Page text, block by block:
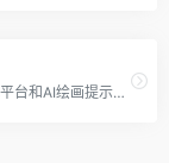
一起玩Ai（175AI）是一个免费的AI作品分享平台和AI绘画提示词助手，在该平台你可以发现和探索各种精美的AI图片和插画，并使用其内置的提示词词典可视化生成英文提示词。